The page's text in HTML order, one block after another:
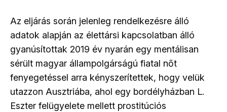
Az eljárás során jelenleg rendelkezésre álló
adatok alapján az élettársi kapcsolatban álló
gyanúsítottak 2019 év nyarán egy mentálisan
sérült magyar állampolgárságú fiatal nőt
fenyegetéssel arra kényszerítettek, hogy velük
utazzon Ausztriába, ahol egy bordélyházban L.
Eszter felügyelete mellett prostitúciós